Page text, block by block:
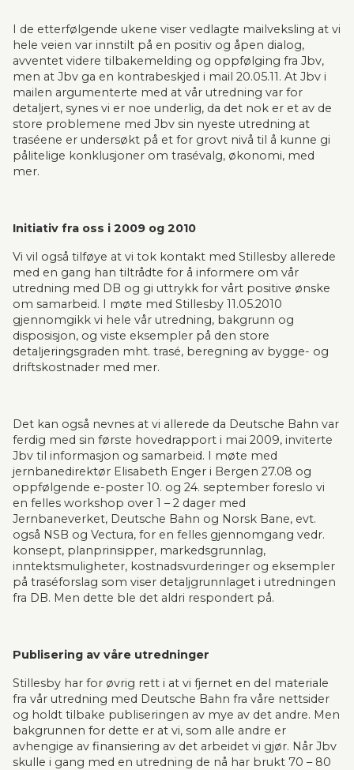
I de etterfølgende ukene viser vedlagte mailveksling at vi
hele veien var innstilt på en positiv og åpen dialog,
avventet videre tilbakemelding og oppfølging fra Jbv,
men at Jbv ga en kontrabeskjed i mail 20.05.11. At Jbv i
mailen argumenterte med at vår utredning var for
detaljert, synes vi er noe underlig, da det nok er et av de
store problemene med Jbv sin nyeste utredning at
traséene er undersøkt på et for grovt nivå til å kunne gi
pålitelige konklusjoner om trasévalg, økonomi, med
mer.
Initiativ fra oss i 2009 og 2010
Vi vil også tilføye at vi tok kontakt med Stillesby allerede
med en gang han tiltrådte for å informere om vår
utredning med DB og gi uttrykk for vårt positive ønske
om samarbeid. I møte med Stillesby 11.05.2010
gjennomgikk vi hele vår utredning, bakgrunn og
disposisjon, og viste eksempler på den store
detaljeringsgraden mht. trasé, beregning av bygge- og
driftskostnader med mer.
Det kan også nevnes at vi allerede da Deutsche Bahn var
ferdig med sin første hovedrapport i mai 2009, inviterte
Jbv til informasjon og samarbeid. I møte med
jernbanedirektør Elisabeth Enger i Bergen 27.08 og
oppfølgende e-poster 10. og 24. september foreslo vi
en felles workshop over 1 – 2 dager med
Jernbaneverket, Deutsche Bahn og Norsk Bane, evt.
også NSB og Vectura, for en felles gjennomgang vedr.
konsept, planprinsipper, markedsgrunnlag,
inntektsmuligheter, kostnadsvurderinger og eksempler
på traséforslag som viser detaljgrunnlaget i utredningen
fra DB. Men dette ble det aldri respondert på.
Publisering av våre utredninger
Stillesby har for øvrig rett i at vi fjernet en del materiale
fra vår utredning med Deutsche Bahn fra våre nettsider
og holdt tilbake publiseringen av mye av det andre. Men
bakgrunnen for dette er at vi, som alle andre er
avhengige av finansiering av det arbeidet vi gjør. Når Jbv
skulle i gang med en utredning de nå har brukt 70 – 80